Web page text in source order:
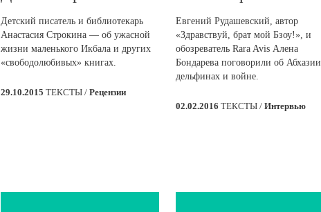
Детский писатель и библиотекарь
Анастасия Строкина — об ужасной
жизни маленького Икбала и других
«свободолюбивых» книгах.
29.10.2015 ТЕКСТЫ / Рецензии
Евгений Рудашевский, автор
«Здравствуй, брат мой Бзоу!», и
обозреватель Rara Avis Алена
Бондарева поговорили об Абхазии,
дельфинах и войне.
02.02.2016 ТЕКСТЫ / Интервью